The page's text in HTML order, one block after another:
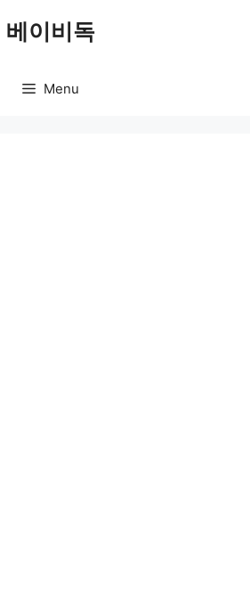
베이비독
Menu